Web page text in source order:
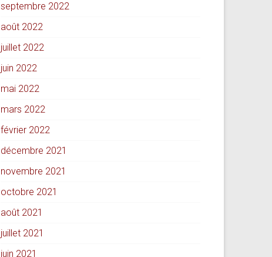
septembre 2022
août 2022
juillet 2022
juin 2022
mai 2022
mars 2022
février 2022
décembre 2021
novembre 2021
octobre 2021
août 2021
juillet 2021
juin 2021